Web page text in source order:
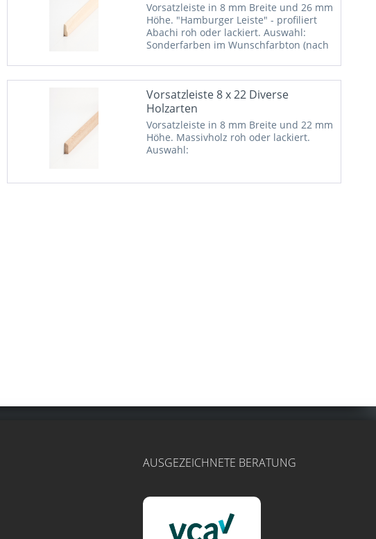
Vorsatzleiste in 8 mm Breite und 26 mm
Höhe. "Hamburger Leiste" - profiliert
Abachi roh oder lackiert. Auswahl:
Sonderfarben im Wunschfarbton (nach
Vorsatzleiste 8 x 22 Diverse
Holzarten
Vorsatzleiste in 8 mm Breite und 22 mm
Höhe. Massivholz roh oder lackiert.
Auswahl:
AUSGEZEICHNETE BERATUNG